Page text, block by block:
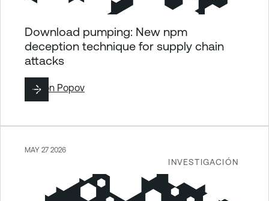
Download pumping: New npm
deception technique for supply chain
attacks
ByRon Popov
INVESTIGACIÓN
MAY 27 2026